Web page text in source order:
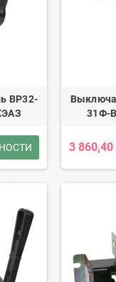
ВР32-
31Ф-
3